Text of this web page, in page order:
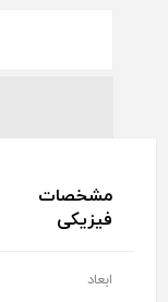
مشخصات
فیزیکی
ابعاد